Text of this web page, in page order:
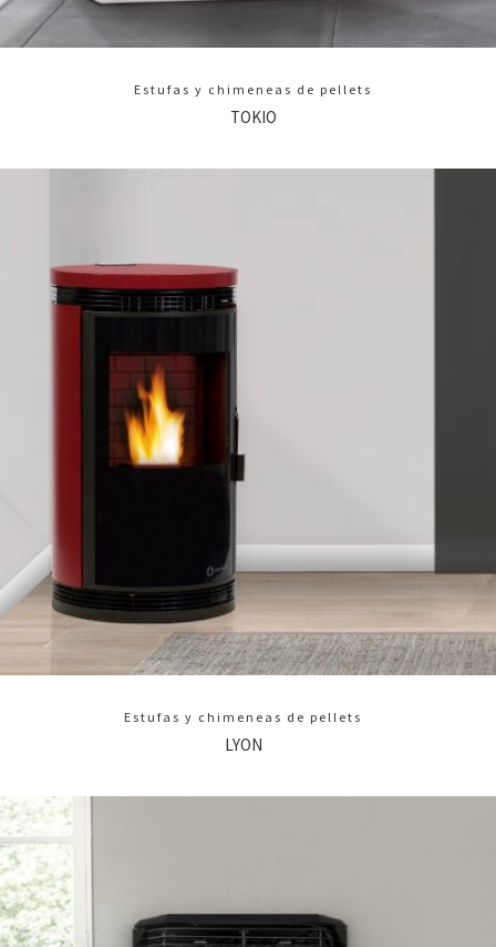
Estufas y chimeneas de pellets
TOKIO
Estufas y chimeneas de pellets
LYON